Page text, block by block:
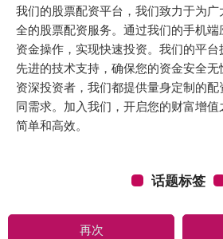
我们的股票配资平台，我们致力于为
全的股票配资服务。通过我们的手机
资金操作，实现快速投资。我们的平
先进的技术支持，确保您的资金安全
资深投资者，我们都提供量身定制的
同需求。加入我们，开启您的财富增
简单和高效。
话题标签
再次